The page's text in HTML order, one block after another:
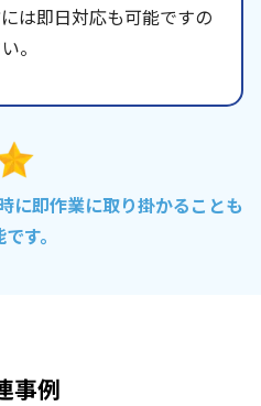
は即日対応も可能ですの
。
に即作業に取り掛かることも
す。
事例